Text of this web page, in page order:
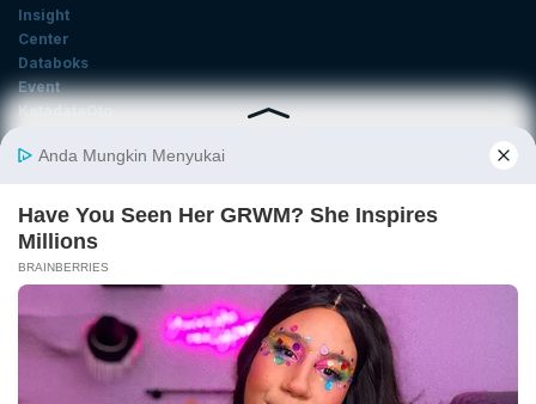
Insight
Center
Databoks
Event
KatadataOto
Email
Tentang Katadata Advertising Karier
Pedoman Media Siber